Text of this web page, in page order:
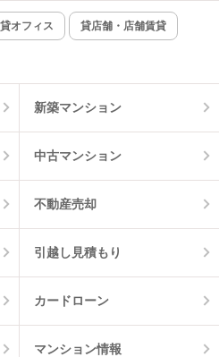
インターネット無料
オフィス 貸店舗・店舗賃貸
新築マンション
中古マンション
不動産売却
引越し見積もり
カードローン
マンション情報